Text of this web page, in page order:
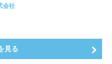
作を含め、イチジク尽くしの全4種が
スタート
会社
見る